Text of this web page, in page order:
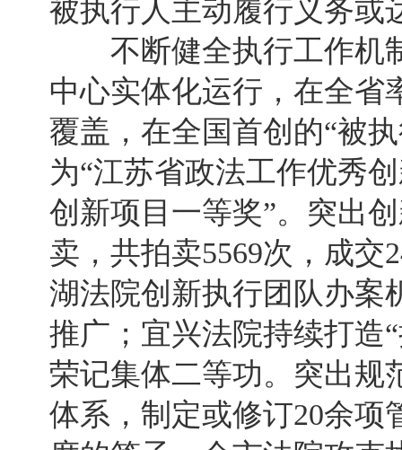
被执行人主动履行义务或
不断健全执行工作机
中心实体化运行，在全省
覆盖，在全国首创的“被
为“江苏省政法工作优秀
创新项目一等奖”。突出
卖，共拍卖5569次，成交
湖法院创新执行团队办案
推广；宜兴法院持续打造
荣记集体二等功。突出规
体系，制定或修订20余项